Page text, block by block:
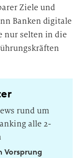
Ziele und
Banken digitale
nur selten in die
rund um
alle 2-
Vorsprung